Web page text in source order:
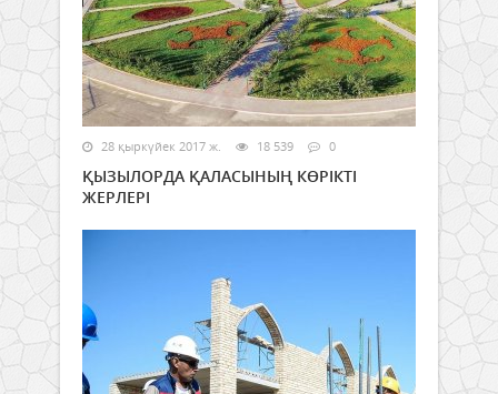
28 қыркүйек 2017 ж. 18 539 0
ҚЫЗЫЛОРДА ҚАЛАСЫНЫҢ КӨРІКТІ
ЖЕРЛЕРІ